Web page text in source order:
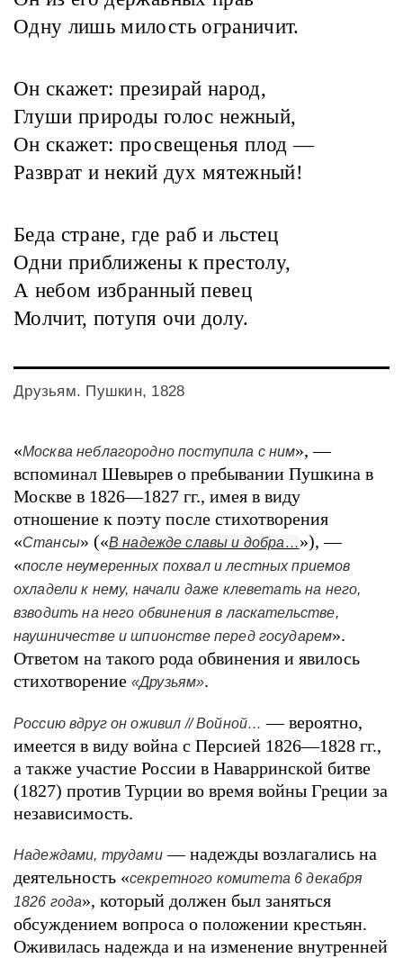
Одну лишь милость ограничит.
Он скажет: презирай народ,
Глуши природы голос нежный,
Он скажет: просвещенья плод —
Разврат и некий дух мятежный!
Беда стране, где раб и льстец
Одни приближены к престолу,
А небом избранный певец
Молчит, потупя очи долу.
Друзьям. Пушкин, 1828
«Москва неблагородно поступила с ним», —
вспоминал Шевырев о пребывании Пушкина в
Москве в 1826—1827 гг., имея в виду
отношение к поэту после стихотворения
«Стансы» («В надежде славы и добра…»), —
«после неумеренных похвал и лестных приемов
охладели к нему, начали даже клеветать на него,
взводить на него обвинения в ласкательстве,
наушничестве и шпионстве перед государем».
Ответом на такого рода обвинения и явилось
стихотворение «Друзьям».
Россию вдруг он оживил // Войной… — вероятно,
имеется в виду война с Персией 1826—1828 гг.,
а также участие России в Наварринской битве
(1827) против Турции во время войны Греции за
независимость.
Надеждами, трудами— надежды возлагались на
деятельность «секретного комитета 6 декабря
1826 года», который должен был заняться
обсуждением вопроса о положении крестьян.
Оживилась надежда и на изменение внутренней